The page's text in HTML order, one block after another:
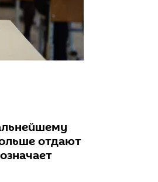
отдают